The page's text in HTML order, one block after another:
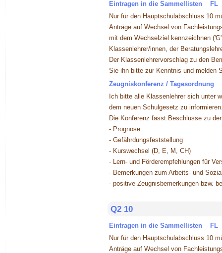
Eintragen in die Sammellisten FL
Nur für den Hauptschulabschluss 10
Anträge auf Wechsel von
mit dem Wechselziel kennzeichnen
Klassenlehrer/innen, der
Der Klassenlehrervorschlag zu den
Sie ihn bitte zur Kenntnis und melden
Zeugniskonferenz / Tagesordnung
Ich bitte alle Klassenlehrer sich unter
dem neuen Schulgesetz zu
Die Konferenz fasst Beschlüsse zu
- Prognose
- Gefährdungsfeststellung
- Kurswechsel (D, E, M, CH)
- Lern- und Förderempfehlungen für
- Bemerkungen zum Arbeits- und
- positive Zeugnisbemerkungen bzw.
Q2 10
Eintragen in die Sammellisten FL
Nur für den Hauptschulabschluss 10
Anträge auf Wechsel von